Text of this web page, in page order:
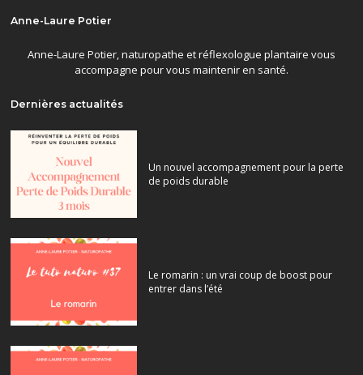
Anne-Laure Potier
Anne-Laure Potier, naturopathe et réflexologue plantaire vous
accompagne pour vous maintenir en santé.
Dernières actualités
Un nouvel accompagnement pour la perte
de poids durable
Le romarin : un vrai coup de boost pour
entrer dans l’été